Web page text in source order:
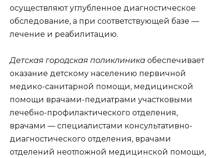
осуществляют углубленное диагностическое
обследование, а при соответствующей базе —
лечение и реабилитацию.
Детская городская поликлиника обеспечивает
оказание детскому населению первичной
медико-санитарной помощи, медицинской
помощи врачами-педиатрами участковыми
лечебно-профилактического отделения,
врачами — специалистами консультативно-
диагностического отделения, врачами
отделений неотложной медицинской помощи,